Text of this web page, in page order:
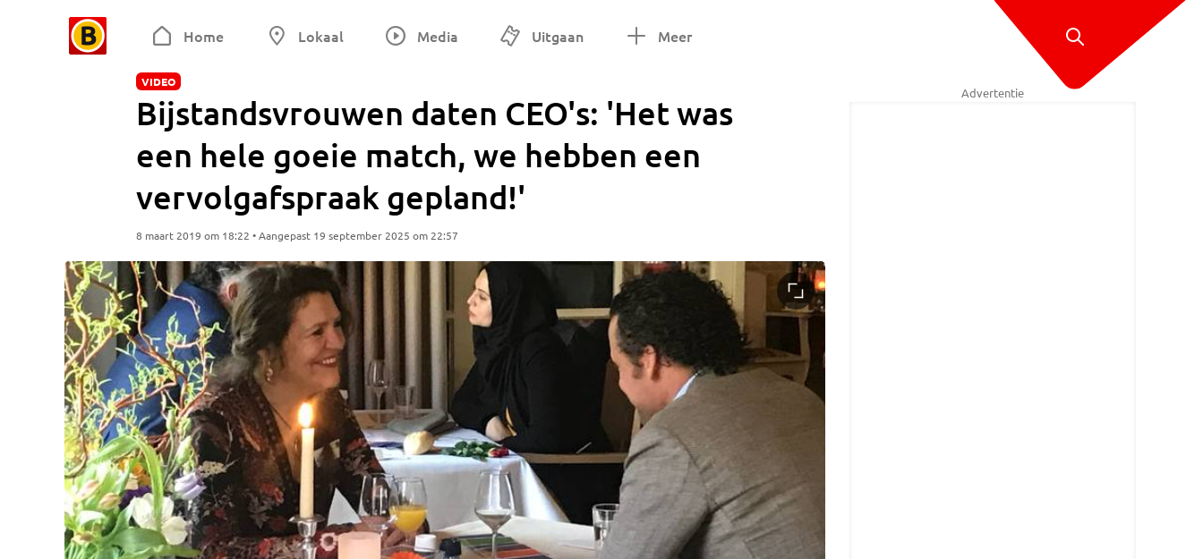
Home Lokaal Media Uitgaan Meer
VIDEO
Bijstandsvrouwen daten CEO's: 'Het was
een hele goeie match, we hebben een
vervolgafspraak gepland!'
8 maart 2019 om 18:22 • Aangepast 19 september 2025 om 22:57
Advertentie